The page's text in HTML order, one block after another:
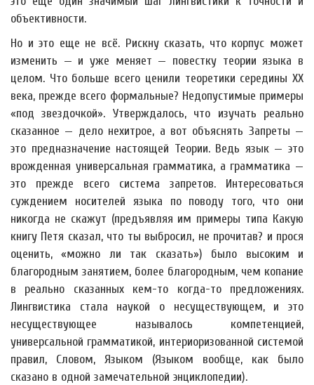
объективности.
Но и это еще не всё. Рискну сказать, что корпус может
изменить — и уже меняет — повестку теории языка в
целом. Что больше всего ценили теоретики середины XX
века, прежде всего формальные? Недопустимые примеры
«под звездочкой». Утверждалось, что изучать реально
сказанное — дело нехитрое, а вот объяснять Запреты —
это предназначение настоящей Теории. Ведь язык — это
врожденная универсальная грамматика, а грамматика —
это прежде всего система запретов. Интересоваться
суждением носителей языка по поводу того, что они
никогда не скажут (предъявляя им примеры типа Какую
книгу Петя сказал, что ты выбросил, не прочитав? и прося
оценить, «можно ли так сказать») было высоким и
благородным занятием, более благородным, чем копание
в реально сказанных кем-то когда-то предложениях.
Лингвистика стала наукой о несуществующем, и это
несуществующее называлось компетенцией,
универсальной грамматикой, интериоризованной системой
правил, Словом, Языком (Языком вообще, как было
сказано в одной замечательной энциклопедии).